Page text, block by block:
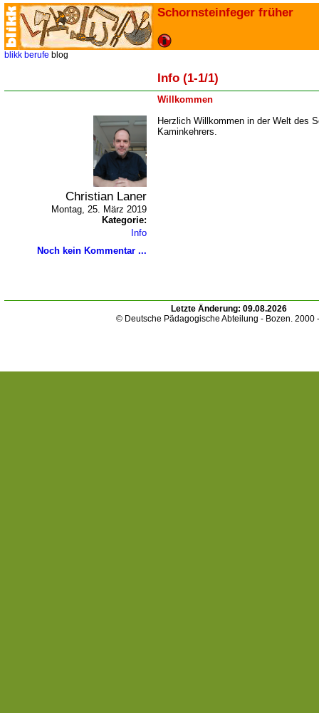
Schornsteinfeger früher
blikk berufe blog
Info (1-1/1)
Willkommen
Christian Laner
Montag, 25. März 2019
Kategorie:
Info
Noch kein Kommentar ...
Herzlich Willkommen in der Welt des
Kaminkehrers.
Letzte Änderung: 09.08.2026
© Deutsche Pädagogische Abteilung - Bozen. 2000